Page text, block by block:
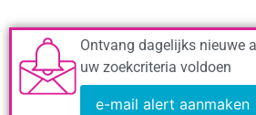
Ontvang dagelijks nieuwe
uw zoekcriteria voldoen
e-mail alert aanmaken